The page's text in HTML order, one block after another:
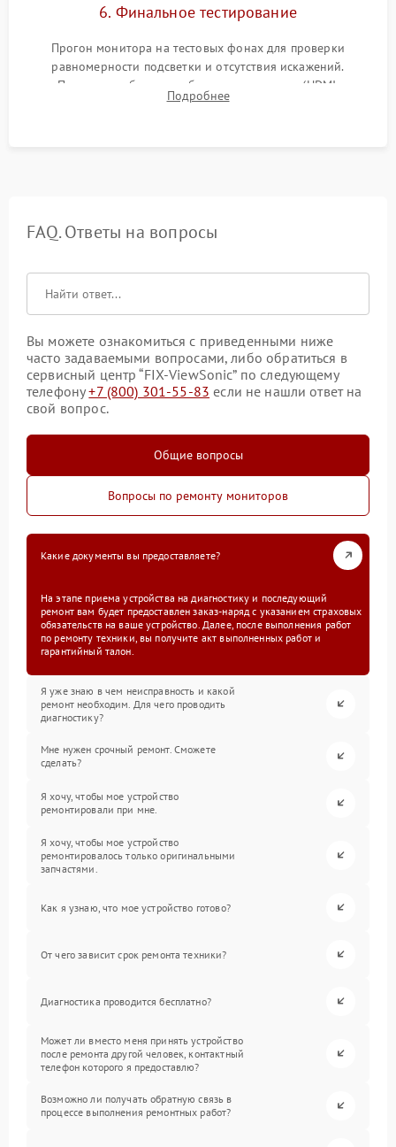
6. Финальное тестирование
Прогон монитора на тестовых фонах для проверки
равномерности подсветки и отсутствия искажений.
Проверка работоспособности всех портов (HDMI,
DisplayPort, VGA) и кнопок управления под нагрузкой в
Подробнее
FAQ. Ответы на вопросы
Вы можете ознакомиться с приведенными ниже
часто задаваемыми вопросами, либо обратиться в
сервисный центр “FIX-ViewSonic” по следующему
телефону+7 (800) 301-55-83 если не нашли ответ на
свой вопрос.
Общие вопросы
Вопросы по ремонту мониторов
Какие документы вы предоставляете?
На этапе приема устройства на диагностику и последующий
ремонт вам будет предоставлен заказ-наряд с указанием страховых
обязательств на ваше устройство. Далее, после выполнения работ
по ремонту техники, вы получите акт выполненных работ и
гарантийный талон.
Я уже знаю в чем неисправность и какой
ремонт необходим. Для чего проводить
диагностику?
Мне нужен срочный ремонт. Сможете
сделать?
Я хочу, чтобы мое устройство
ремонтировали при мне.
Я хочу, чтобы мое устройство
ремонтировалось только оригинальными
запчастями.
Как я узнаю, что мое устройство готово?
От чего зависит срок ремонта техники?
Диагностика проводится бесплатно?
Может ли вместо меня принять устройство
после ремонта другой человек, контактный
телефон которого я предоставлю?
Возможно ли получать обратную связь в
процессе выполнения ремонтных работ?